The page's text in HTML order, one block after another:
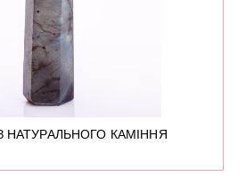
НАТУРАЛЬНОГО КАМІННЯ